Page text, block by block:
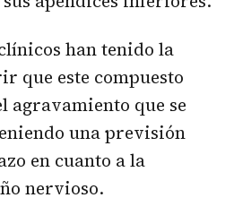
han tenido la
que este compuesto
agravamiento que se
una previsión
en cuanto a la
nervioso.